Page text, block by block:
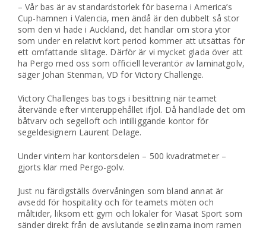
– Vår bas är av standardstorlek för baserna i America’s
Cup-hamnen i Valencia, men ändå är den dubbelt så stor
som den vi hade i Auckland, det handlar om stora ytor
som under en relativt kort period kommer att utsättas för
ett omfattande slitage. Därför är vi mycket glada över att
ha Pergo med oss som officiell leverantör av laminatgolv,
säger Johan Stenman, VD för Victory Challenge.
Victory Challenges bas togs i besittning när teamet
återvände efter vinteruppehållet ifjol. Då handlade det om
båtvarv och segelloft och intilliggande kontor för
segeldesignern Laurent Delage.
Under vintern har kontorsdelen – 500 kvadratmeter –
gjorts klar med Pergo-golv.
Just nu färdigställs övervåningen som bland annat är
avsedd för hospitality och för teamets möten och
måltider, liksom ett gym och lokaler för Viasat Sport som
sänder direkt från de avslutande seglingarna inom ramen